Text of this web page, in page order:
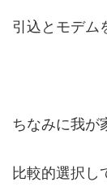
引込とモデム
ちなみに我が
比較的選択し